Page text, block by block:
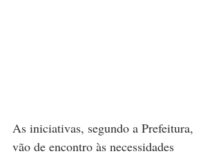
As iniciativas, segundo a Prefeitura,
vão de encontro às necessidades